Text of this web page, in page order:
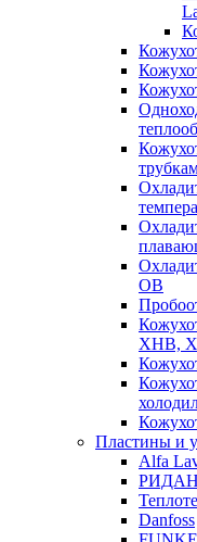
ОВ
ХНВ,
Пластины и
Alfa
РИДАН
Danfoss